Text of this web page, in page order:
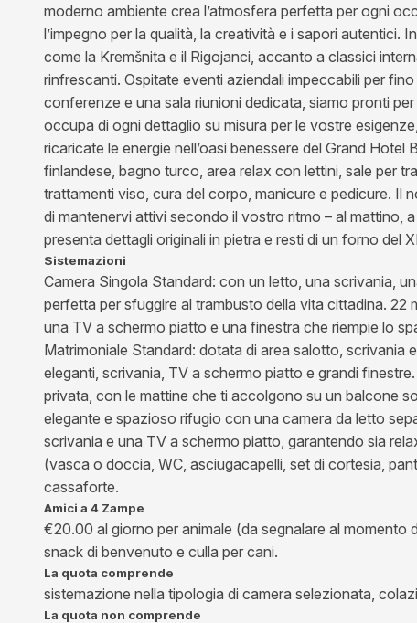
moderno ambiente crea l’atmosfera perfetta per ogni
l’impegno per la qualità, la creatività e i sapori
come la Kremšnita e il Rigojanci, accanto a classici
rinfrescanti. Ospitate eventi aziendali impeccabili per
conferenze e una sala riunioni dedicata, siamo pronti
occupa di ogni dettaglio su misura per le vostre
ricaricate le energie nell’oasi benessere del Grand
finlandese, bagno turco, area relax con lettini, sale per
trattamenti viso, cura del corpo, manicure e pedicure. Il
di mantenervi attivi secondo il vostro ritmo – al mattino,
presenta dettagli originali in pietra e resti di un forno
Sistemazioni
Camera Singola Standard: con un letto, una scrivania,
perfetta per sfuggire al trambusto della vita cittadina. 22
una TV a schermo piatto e una finestra che riempie lo
Matrimoniale Standard: dotata di area salotto, scrivania
eleganti, scrivania, TV a schermo piatto e grandi
privata, con le mattine che ti accolgono su un balcone
elegante e spazioso rifugio con una camera da letto
scrivania e una TV a schermo piatto, garantendo sia
(vasca o doccia, WC, asciugacapelli, set di cortesia,
cassaforte.
Amici a 4 Zampe
€20.00 al giorno per animale (da segnalare al momento
snack di benvenuto e culla per cani.
La quota comprende
sistemazione nella tipologia di camera selezionata,
La quota non comprende